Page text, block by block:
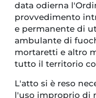
data odierna
provvedimento
e permanente di
ambulante di
mortaretti e altro
tutto il territorio
L'atto si è reso
l'uso improprio di